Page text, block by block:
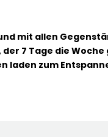
mit allen
7 Tage die
laden zum